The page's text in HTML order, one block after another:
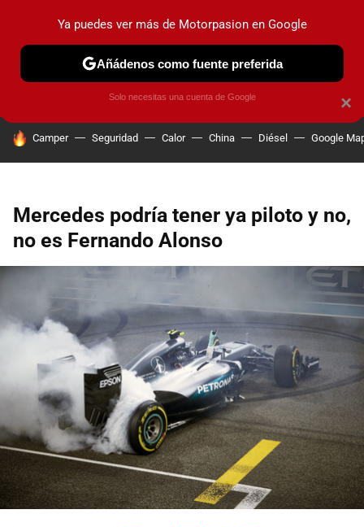
PRUEBAS COCHES ELÉCTRICOS OBSERVATORIO
HOY SE HABLA DE
Camper Seguridad Calor China Diésel Google
Mercedes podría tener ya piloto y no,
no es Fernando Alonso
×
Ya puedes ver más de Motorpasion en Google
Añádenos como fuente preferida
Solo necesitas una cuenta de Google